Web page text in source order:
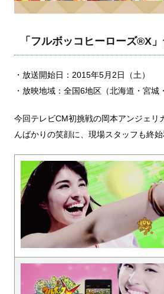
「フルボッコヒーローズ®X
・放送開始日：2015年5月2日（土）
・放映地域：全国6地区（北海道・宮城
今回テレビCM初挑戦の岡本アンジェ
んばかりの笑顔に、現場スタッフも終